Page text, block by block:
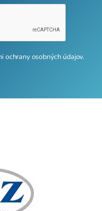
ochrany osobných údajov.